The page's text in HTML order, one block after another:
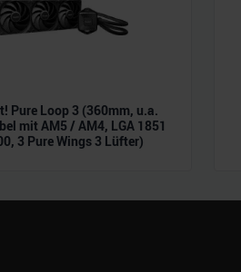
Pure Loop 3 (360mm, u.a.
mit AM5 / AM4, LGA 1851
3 Pure Wings 3 Lüfter)